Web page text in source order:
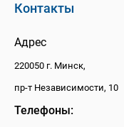
Контакты
Адрес
220050 г. Минск,
пр-т Независимости, 10
Телефоны: